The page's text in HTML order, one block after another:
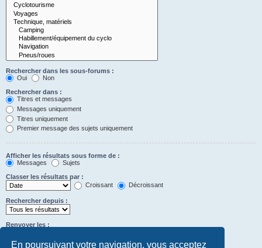
En poursuivant votre navigation, vous acceptez
Rechercher dans les sous-forums :
Oui
Non
Rechercher dans :
Titres et messages
Messages uniquement
Titres uniquement
Premier message des sujets uniquement
Afficher les résultats sous forme de :
Messages
Sujets
Classer les résultats par :
Croissant
Décroissant
Rechercher depuis :
Renvoyer les :